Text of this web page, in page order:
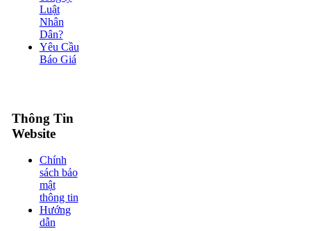
Luật
Nhân
Dân?
Yêu Cầu
Báo Giá
Thông Tin
Website
Chính
sách bảo
mật
thông tin
Hướng
dẫn